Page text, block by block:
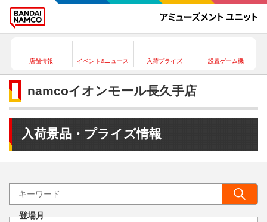
店舗情報 イベント&ニュース 入荷プライズ 設置ゲーム機
namcoイオンモール長久手店
入荷景品・プライズ情報
登場月